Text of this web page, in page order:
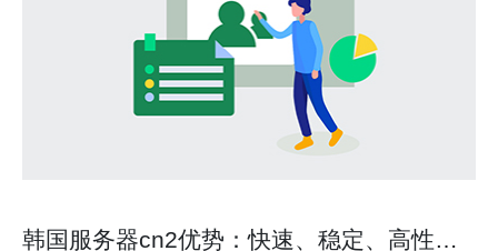
韩国服务器cn2优势：快速、稳定、高性